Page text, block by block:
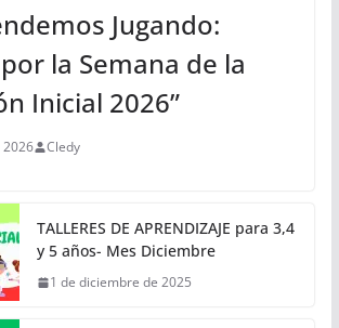
Jugando:
la Semana de la
Inicial 2026”
2026 Cledy
TALLERES DE APRENDIZAJE para 3,4
y 5 años- Mes Diciembre
1 de diciembre de 2025